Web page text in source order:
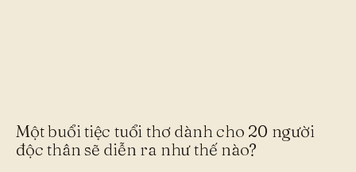
Một buổi tiệc tuổi thơ dành cho 20 người
độc thân sẽ diễn ra như thế nào?